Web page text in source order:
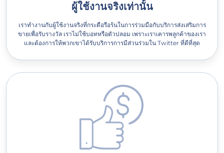
ผู้ใช้งานจริงเท่านั้น
เราทำงานกับผู้ใช้งานจริงที่กระตือรือร้นในการร่วมมือกับบริการส่งเสริมการ
ขายเพื่อรับรางวัล เราไม่ใช้บอทหรือตัวปลอม เพราะเราเคารพลูกค้าของเรา
และต้องการให้พวกเขาได้รับบริการการมีส่วนร่วมใน Twitter ที่ดีที่สุด